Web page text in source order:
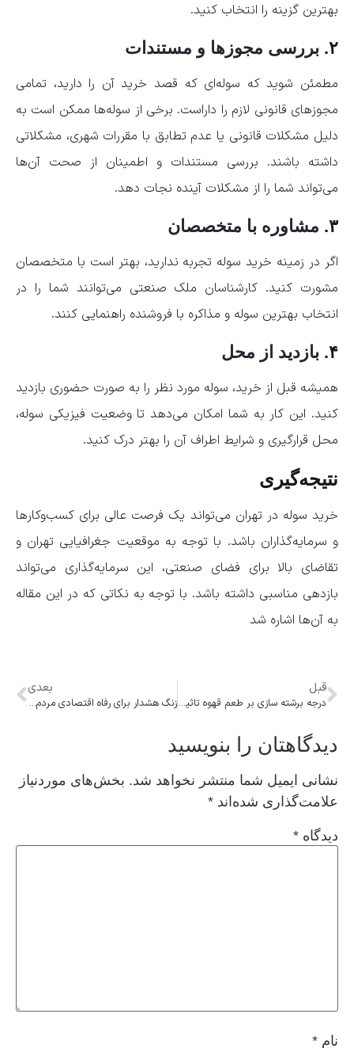
بهترین گزینه را انتخاب کنید.
۲. بررسی مجوزها و مستندات
مطمئن شوید که سوله‌ای که قصد خرید آن را دارید، تمامی
مجوزهای قانونی لازم را داراست. برخی از سوله‌ها ممکن است به
دلیل مشکلات قانونی یا عدم تطابق با مقررات شهری، مشکلاتی
داشته باشند. بررسی مستندات و اطمینان از صحت آن‌ها
می‌تواند شما را از مشکلات آینده نجات دهد.
۳. مشاوره با متخصصان
اگر در زمینه خرید سوله تجربه ندارید، بهتر است با متخصصان
مشورت کنید. کارشناسان ملک صنعتی می‌توانند شما را در
انتخاب بهترین سوله و مذاکره با فروشنده راهنمایی کنند.
۴. بازدید از محل
همیشه قبل از خرید، سوله مورد نظر را به صورت حضوری بازدید
کنید. این کار به شما امکان می‌دهد تا وضعیت فیزیکی سوله،
محل قرارگیری و شرایط اطراف آن را بهتر درک کنید.
نتیجه‌گیری
خرید سوله در تهران می‌تواند یک فرصت عالی برای کسب‌وکارها
و سرمایه‌گذاران باشد. با توجه به موقعیت جغرافیایی تهران و
تقاضای بالا برای فضای صنعتی، این سرمایه‌گذاری می‌تواند
بازدهی مناسبی داشته باشد. با توجه به نکاتی که در این مقاله
به آن‌ها اشاره شد
قبل
درجه برشته سازی بر طعم قهوه تاثیر دارد؟
بعدی
زنگ هشدار برای رفاه اقتصادی مردم/ بیگی‌نژاد: هزینه مسکن به ۵۵ درصد سبد خانوار رسید
دیدگاهتان را بنویسید
نشانی ایمیل شما منتشر نخواهد شد. بخش‌های موردنیاز
علامت‌گذاری شده‌اند *
دیدگاه *
نام *